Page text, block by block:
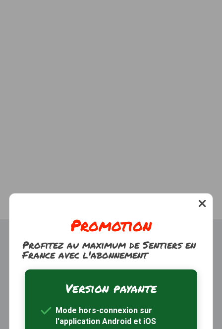
Trouver une randonnée À propos
Inscription / Connexion
Promotion
Profitez au maximum de Sentiers en
France avec l'abonnement
Version payante
Mode hors-connexion sur
l'application Android et iOS